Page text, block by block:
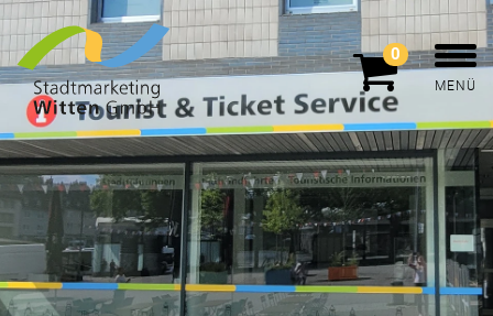
0
MENÜ